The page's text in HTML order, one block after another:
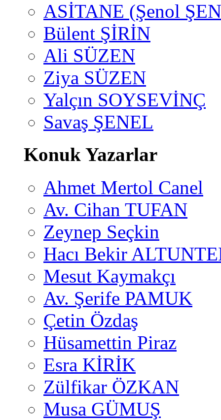
ASİTANE (Şenol
Bülent ŞİRİN
Ali SÜZEN
Ziya SÜZEN
Yalçın SOYSEVİNÇ
Savaş ŞENEL
Konuk Yazarlar
Ahmet Mertol Canel
Av. Cihan TUFAN
Zeynep Seçkin
Hacı Bekir
Mesut Kaymakçı
Av. Şerife PAMUK
Çetin Özdaş
Hüsamettin Piraz
Esra KİRİK
Zülfikar ÖZKAN
Musa GÜMUŞ